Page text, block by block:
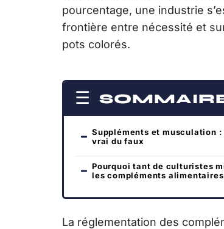
pourcentage, une industrie
frontière entre nécessité et
pots colorés.
Suppléments et musculation :
vrai du faux
Pourquoi tant de culturistes
les compléments alimentaires
La réglementation des